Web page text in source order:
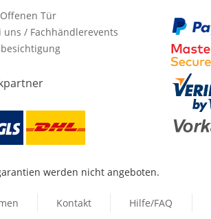
Tür
uns / Fachhändlerevents
werden nicht angeboten.
Kontakt Hilfe/FAQ